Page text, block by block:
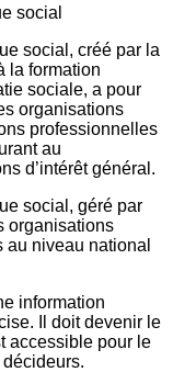
social, créé par la
la formation
sociale, a pour
organisations
professionnelles
au
d’intérêt général.
social, géré par
organisations
niveau national
information
Il doit devenir le
accessible pour le